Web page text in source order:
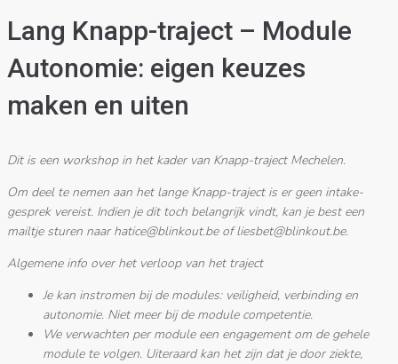
Lang Knapp-traject – Module
Autonomie: eigen keuzes
maken en uiten
Dit is een workshop in het kader van Knapp-traject Mechelen.
Om deel te nemen aan het lange Knapp-traject is er geen intake-
gesprek vereist. Indien je dit toch belangrijk vindt, kan je best een
mailtje sturen naareb.tuoknilb@ecitahofeb.tuoknilb@tebseil.
Algemene info over het verloop van het traject
Je kan instromen bij de modules: veiligheid, verbinding en
autonomie. Niet meer bij de module competentie.
We verwachten per module een engagement om de gehele
module te volgen. Uiteraard kan het zijn dat je door ziekte,